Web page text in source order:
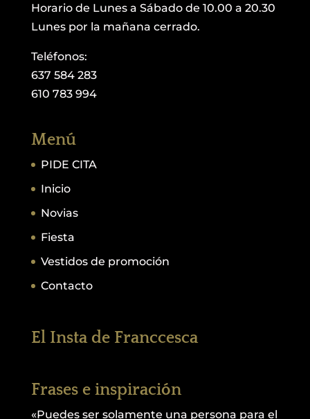
Horario de Lunes a Sábado de 10.00 a 20.30
Lunes por la mañana cerrado.
Teléfonos:
637 584 283
610 783 994
Menú
PIDE CITA
Inicio
Novias
Fiesta
Vestidos de promoción
Contacto
El Insta de Franccesca
Frases e inspiración
«Puedes ser solamente una persona para el